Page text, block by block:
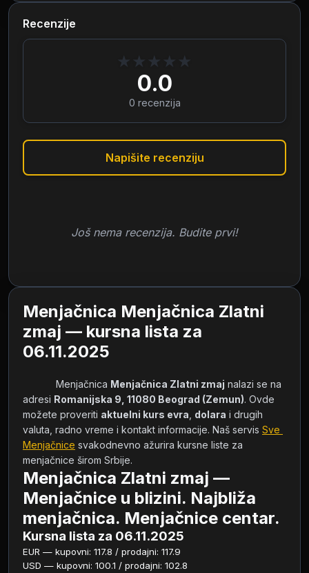
Recenzije
★ ★ ★ ★ ★
0.0
0 recenzija
Napišite recenziju
Još nema recenzija. Budite prvi!
Menjačnica Menjačnica Zlatni
zmaj — kursna lista za
06.11.2025
            Menjačnica
Menjačnica Zlatni zmaj nalazi se na
adresi Romanijska 9, 11080 Beograd (Zemun). Ovde
možete proveriti aktuelni kurs evra dolara i drugih
valuta, radno vreme i kontakt informacije. Naš servis Sve
Menjačnice svakodnevno ažurira kursne liste za
menjačnice širom Srbije.
Menjačnica Zlatni zmaj —
Menjačnice u blizini. Najbliža
menjačnica. Menjačnice centar.
Kursna lista za 06.11.2025
EUR — kupovni: 117.8 / prodajni: 117.9
USD — kupovni: 100.1 / prodajni: 102.8